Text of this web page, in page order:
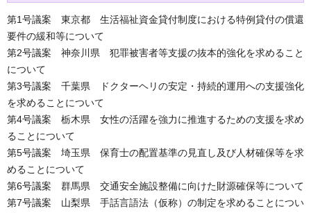
第1号議案 東京都 生活福祉資金貸付制度における特例貸付の償還
要件の緩和等について
第2号議案 神奈川県 犯罪被害者等支援の抜本的強化を求めること
について
第3号議案 千葉県 ドクターヘリの安定・持続的運用への支援強化
を求めることについて
第4号議案 栃木県 女性の活躍を強力に推進するための支援を求め
ることについて
第5号議案 埼玉県 保育士の配置基準の見直し及び人材確保等を求
めることについて
第6号議案 群馬県 交通安全施設整備に向けた財源確保等について
第7号議案 山梨県 手話言語法（仮称）の制定を求めることについ